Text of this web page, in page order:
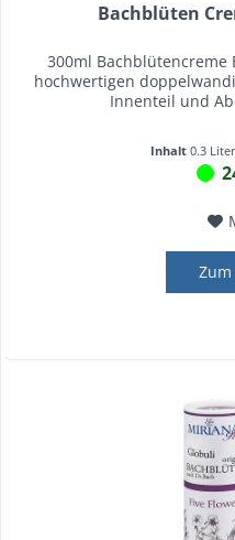
Bachblüten
300ml
hochwertigen
Innenteil und
Inhalt 0.3 Liter